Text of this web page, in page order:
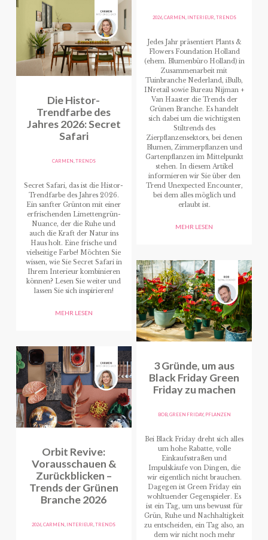
Die Histor-
Trendfarbe des
Jahres 2026: Secret
Safari
CARMEN TRENDS
Secret Safari, das ist die Histor-
Trendfarbe des Jahres 2026.
Ein sanfter Grünton mit einer
erfrischenden Limettengrün-
Nuance, der die Ruhe und
auch die Kraft der Natur ins
Haus holt. Eine frische und
vielseitige Farbe! Möchten Sie
wissen, wie Sie Secret Safari in
Ihrem Interieur kombinieren
können? Lesen Sie weiter und
lassen Sie sich inspirieren!
MEHR LESEN
Orbit Revive:
Vorausschauen &
Zurückblicken –
Trends der Grünen
Branche 2026
2026 ,CARMEN INTERIEUR ,TRENDS
2026, CARMEN INTERIEUR TRENDS
Jedes Jahr präsentiert Plants &
Flowers Foundation Holland
(ehem. Blumenbüro Holland) in
Zusammenarbeit mit
Tuinbranche Nederland, iBulb,
INretail sowie Bureau Nijman +
Van Haaster die Trends der
Grünen Branche. Es handelt
sich dabei um die wichtigsten
Stiltrends des
Zierpflanzensektors, bei denen
Blumen, Zimmerpflanzen und
Gartenpflanzen im Mittelpunkt
stehen. In diesem Artikel
informieren wir Sie über den
Trend Unexpected Encounter,
bei dem alles möglich und
erlaubt ist.
MEHR LESEN
3 Gründe, um aus
Black Friday Green
Friday zu machen
BOB,GREEN FRIDAY, PFLANZEN
Bei Black Friday dreht sich alles
um hohe Rabatte, volle
Einkaufsstraßen und
Impulskäufe von Dingen, die
wir eigentlich nicht brauchen.
Dagegen ist Green Friday ein
wohltuender Gegenspieler. Es
ist ein Tag, um uns bewusst für
Grün, Ruhe und Nachhaltigkeit
zu entscheiden, ein Tag also, an
dem wir nicht noch mehr